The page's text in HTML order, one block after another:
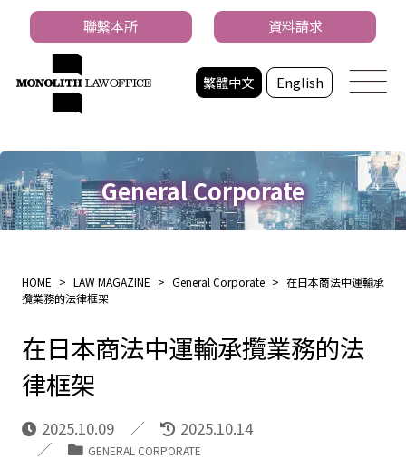
繁體中文 English
聯繫本所 資料請求
General Corporate
HOME > LAW MAGAZINE > General Corporate > 在日本商法中運輸承
攬業務的法律框架
在日本商法中運輸承攬業務的法
律框架
2025.10.09 2025.10.14
GENERAL CORPORATE